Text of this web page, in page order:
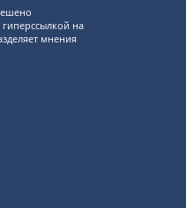
гиперссылкой на
мнения